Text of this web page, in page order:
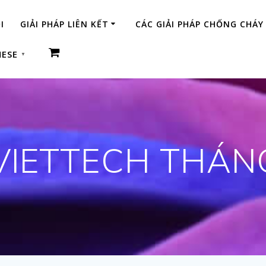
GIẢI PHÁP LIÊN KẾT CÁC GIẢI PHÁP CHỐNG
▼